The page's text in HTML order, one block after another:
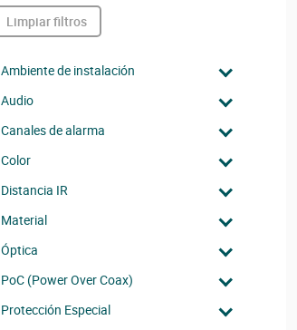
Limpiar filtros
Ambiente de instalación
Audio
Canales de alarma
Color
Distancia IR
Material
Óptica
PoC (Power Over Coax)
Protección Especial